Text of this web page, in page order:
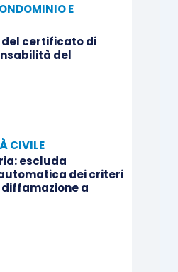
E
certificato di
del
CIVILE
escluda
dei criteri
a